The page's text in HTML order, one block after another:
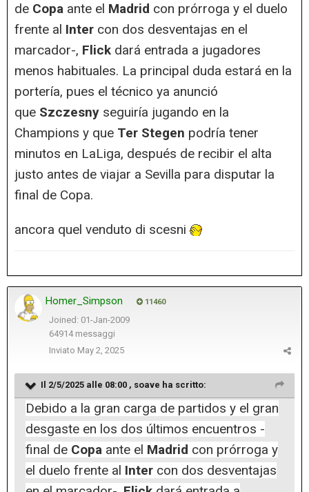
de Copa ante el Madrid con prórroga y el duelo
frente al Inter con dos desventajas en el
marcador-, Flick dará entrada a jugadores
menos habituales. La principal duda estará en la
portería, pues el técnico ya anunció
que Szczesny seguiría jugando en la
Champions y que Ter Stegen podría tener
minutos en LaLiga, después de recibir el alta
justo antes de viajar a Sevilla para disputar la
final de Copa.
ancora quel venduto di scesni
Homer_Simpson 11460
Joined: 01-Jan-2009
64914 messaggi
Inviato May 2, 2025
Il 2/5/2025 alle 08:00 , soave ha scritto:
Debido a la gran carga de partidos y el gran
desgaste en los dos últimos encuentros -
final de Copa ante el Madrid con prórroga y
el duelo frente al Inter con dos desventajas